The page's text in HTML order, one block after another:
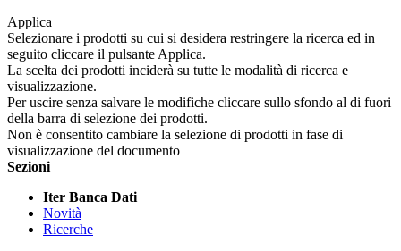
Applica
Selezionare i prodotti su cui si desidera restringere la ricerca ed in
seguito cliccare il pulsante Applica.
La scelta dei prodotti inciderà su tutte le modalità di ricerca e
visualizzazione.
Per uscire senza salvare le modifiche cliccare sullo sfondo al di fuori
della barra di selezione dei prodotti.
Non è consentito cambiare la selezione di prodotti in fase di
visualizzazione del documento
Sezioni
Iter Banca Dati
Novità
Ricerche